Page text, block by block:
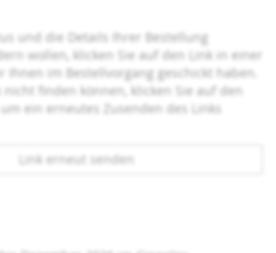
und die Details Ihrer Bestellung
wollen, klicken Sie auf den Link in einer
Ihnen im Bestellvorgang geschickt haben.
nicht finden können, klicken Sie auf den
ein erneutes Zusenden des Links
Link erneut senden